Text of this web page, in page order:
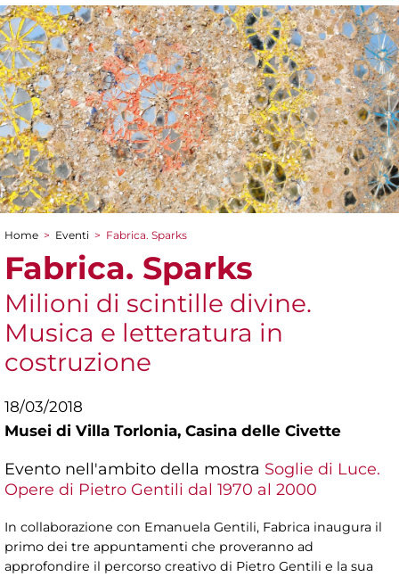
Tu sei qui
Home > Eventi > Fabrica. Sparks
Fabrica. Sparks
Milioni di scintille divine.
Musica e letteratura in
costruzione
18/03/2018
Musei di Villa Torlonia, Casina delle Civette
Evento nell'ambito della mostra Soglie di Luce.
Opere di Pietro Gentili dal 1970 al 2000
In collaborazione con Emanuela Gentili, Fabrica inaugura il
primo dei tre appuntamenti che proveranno ad
approfondire il percorso creativo di Pietro Gentili e la sua